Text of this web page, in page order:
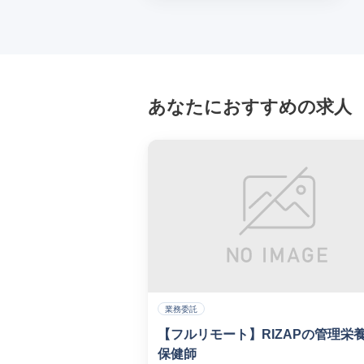
あなたにおすすめの求人
業務委託
【フルリモート】RIZAPの管理栄
保健師